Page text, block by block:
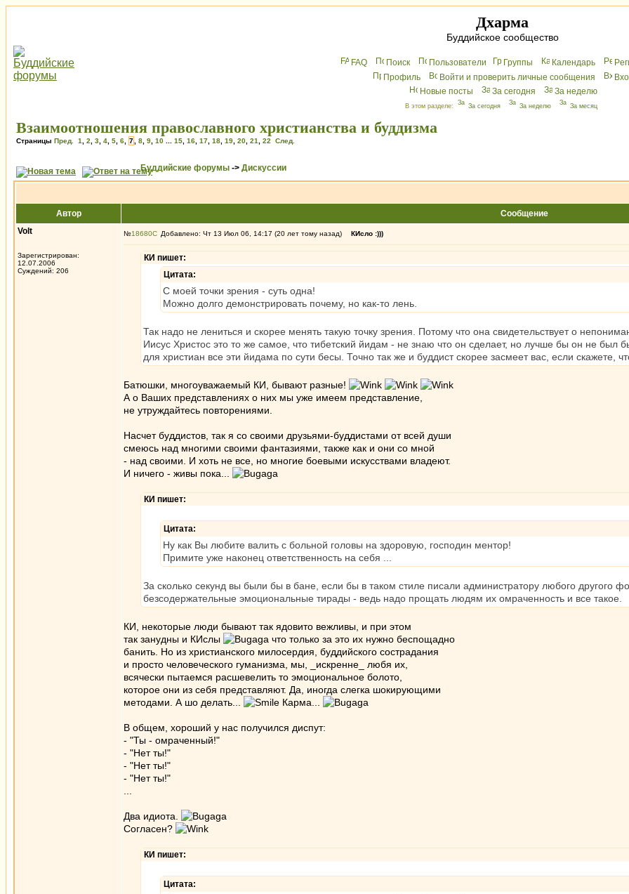
Дхарма
Буддийское сообщество
FAQ Поиск Пользователи Группы Календарь
Профиль
Войти и проверить личные сообщения
Новые посты
За сегодня За неделю
В этом разделе: За сегодня За неделю За месяц
Взаимоотношения православного христианства и буддизма
Страницы Пред. 1 2 3 4 5 6 7 8 9 10 15 16 17 18 19 20 21 22 След.
Буддийские форумы -> Дискуссии
Автор
Сообщение
Volt
Зарегистрирован:
12.07.2006
Суждений: 206
№18680 Добавлено: Чт 13 Июл 06, 14:17 (20 лет тому назад) КИсло :)))
КИ пишет:
Цитата:
С моей точки зрения - суть одна!
Можно долго демонстрировать почему, но как-то лень.
Так надо не лениться и скорее менять такую точку зрения. Потому что она свидетельствует о
Иисус Христос это то же самое, что тибетский йидам - не знаю что он сделает, но лучше бы он не был
для христиан все эти йидама по сути бесы. Точно так же и буддист скорее засмеет вас, если скажете,
Батюшки, многоуважаемый КИ, бывают разные!
А о Ваших представлениях о них мы уже имеем представление,
не утруждайтесь повторениями.
Насчет буддистов, так я со своими друзьями-буддистами от всей души
смеюсь над многими своими фантазиями, также как и они со мной
- над своими. И хоть не все, но многие боевыми искусствами владеют.
И ничего - живы пока...
КИ пишет:
Цитата:
Ну как Вы любите валить с больной головы на здоровую, господин ментор!
Примите уже наконец ответственность на себя ...
За сколько секунд вы были бы в бане, если бы в таком стиле писали администратору любого другого
безсодержательные эмоциональные тирады - ведь надо прощать людям их омраченность и все такое.
КИ, некоторые люди бывают так ядовито вежливы, и при этом
так занудны и КИслы
что только за это их нужно беспощадно
банить. Но из христианского милосердия, буддийского сострадания
и просто человеческого гуманизма, мы, _искренне_ любя их,
всячески пытаемся расшевелить то эмоциональное болото,
которое они из себя представляют. Да, иногда слегка шокирующими
методами. А шо делать...
Карма...
В общем, хороший у нас получился диспут:
- "Ты - омраченный!"
- "Нет ты!"
- "Нет ты!"
- "Нет ты!"
Два идиота.
Согласен?
КИ пишет:
Цитата: